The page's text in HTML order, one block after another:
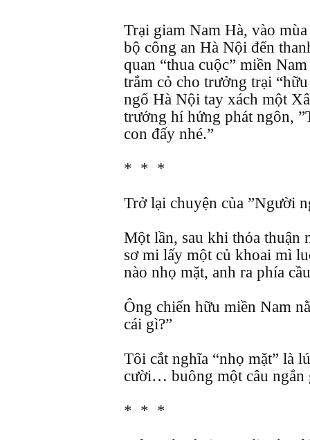
Trại giam Nam Hà, vào
bộ công an Hà Nội đến
quan “thua cuộc” miền
trắm cỏ cho trưởng trại
ngố Hà Nội tay xách một
trưởng hí hửng phát ngôn,
con đấy nhé.”
* * *
Trở lại chuyện của ”Người
Một lần, sau khi thỏa thuận
sơ mi lấy một củ khoai mì
nào nhọ mặt, anh ra phía
Ông chiến hữu miền Nam
cái gì?”
Tôi cắt nghĩa “nhọ mặt” là
cười… buông một câu ngắn
* * *